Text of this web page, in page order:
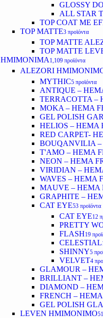
GLOSSY
ALL STAR
TOP COAT ME
TOP MATTE3 προϊόντα
TOP MATTE
TOP MATTE
ΗΜΙΜΟΝΙΜΑ 1,109 προϊόντα
ALEZORI
MYTHIC5 προϊόντα
ANTIQUE –
TERRACOTTA –
MOKA – HEMA
GEL POLISH
HELIOS – HEMA
RED CARPET-
BOUQANVILIA –
T'AMO – HEMA
NEON – HEMA
VIRIDIAN –
WAVES – HEMA
MAUVE – HEMA
GRAPHITE –
CAT EYE53 προϊόντα
CAT EYE12
PRETTY
FLASH19
CELESTIAL
SHINNY5
VELVET4
GLAMOUR –
BRILLIANT –
DIAMOND –
FRENCH –
GEL POLISH
LEVEN ΗΜΙΜΟΝΙΜΟ